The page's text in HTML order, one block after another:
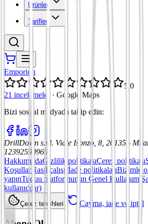
Ürünler
Tarifler
Emporion
5,0
21 incelemeler
· Google Maps
Bizi sosyal medyada takip edin:
DrillDown s.r.l. Viale Isonzo, 8, 20135 -
12392590969
HakkımızdaGizlilik politikasıÇerez politikası
KoşullarNasıl çalışırİade politikalarıBizimle
yapınTuduu platformunun Genel Kullanım
kullanıcılar)
Çerez tercihleri Cayma, iade ve iptal